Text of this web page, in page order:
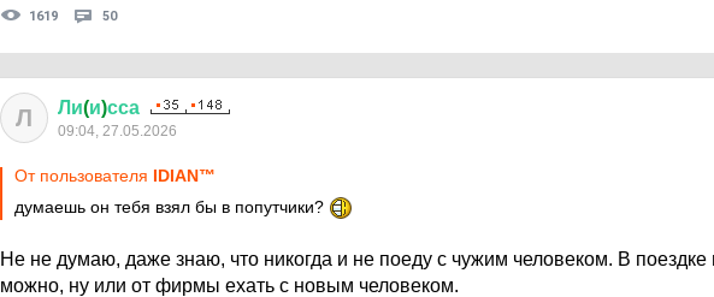
1619 50
Л Ли(и)сса
09:04, 27.05.2026
От пользователя IDIАN™
думаешь он тебя взял бы в попутчики?
Не не думаю, даже знаю, что никогда и не поеду с чужим человеком. В поездке
можно, ну или от фирмы ехать с новым человеком.